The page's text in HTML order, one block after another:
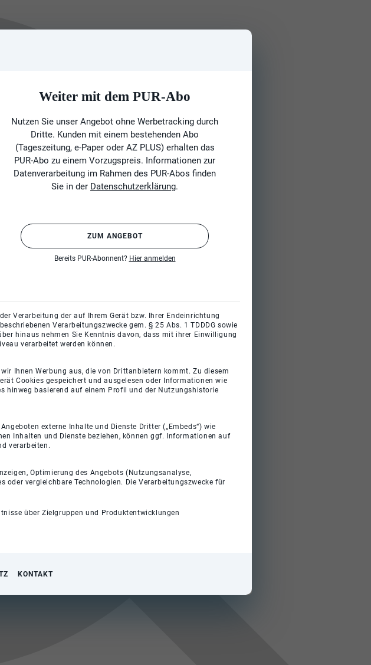
Weiter mit dem PUR-Abo
Nutzen Sie unser Angebot ohne Werbetracking durch
Dritte. Kunden mit einem bestehenden Abo
(Tageszeitung, e-Paper oder AZ PLUS) erhalten das
PUR-Abo zu einem Vorzugspreis. Informationen zur
Datenverarbeitung im Rahmen des PUR-Abos finden
Sie in der Datenschutzerklärung.
ZUM ANGEBOT
Bereits PUR-Abonnent? Hier anmelden
Verarbeitung der auf Ihrem Gerät bzw. Ihrer Endeinrichtung
Verarbeitungszwecke gem. § 25 Abs. 1 TDDDG sowie
hinaus nehmen Sie Kenntnis davon, dass mit ihrer Einwilligung
verarbeitet werden können.
Ihnen Werbung aus, die von Drittanbietern kommt. Zu diesem
Cookies gespeichert und ausgelesen oder Informationen wie
hinweg basierend auf einem Profil und der Nutzungshistorie
externe Inhalte und Dienste Dritter („Embeds“) wie
Inhalten und Dienste beziehen, können ggf. Informationen auf
verarbeiten.
Optimierung des Angebots (Nutzungsanalyse,
vergleichbare Technologien. Die Verarbeitungszwecke für
über Zielgruppen und Produktentwicklungen
KONTAKT